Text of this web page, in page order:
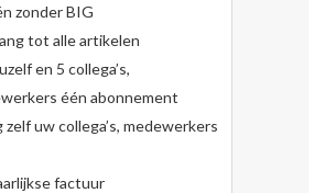
zonder BIG
tot alle artikelen
en 5 collega’s,
één abonnement
zelf uw collega’s, medewerkers
factuur